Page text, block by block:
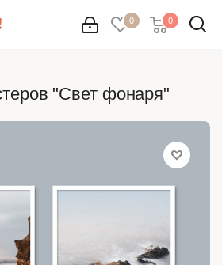
0 0
"Свет фонаря"